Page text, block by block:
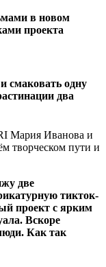
в новом
проекта
смаковать одну
два
Мария Иванова и
творческом пути и
две
тикток-
проект с ярким
Вскоре
Как так